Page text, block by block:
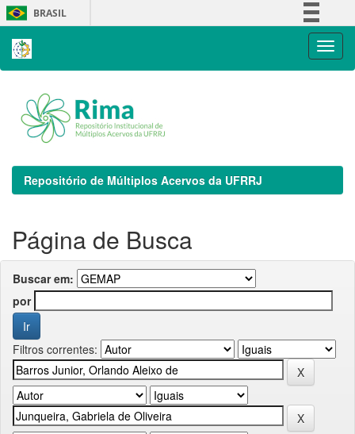
Skip
navigation
BRASIL
Repositório de Múltiplos Acervos da UFRRJ
Página de Busca
Buscar em:
por
Filtros correntes: